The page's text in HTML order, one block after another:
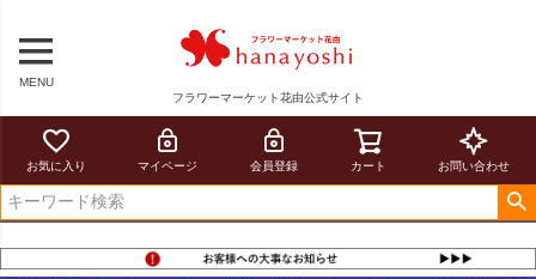
MENU
フラワーマーケット花由公式サイト
お気に入り マイページ 会員登録 カート お問い合わせ